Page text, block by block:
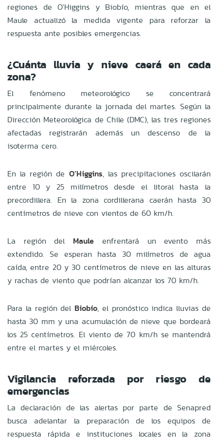
regiones de O'Higgins y Biobío, mientras que en el
Maule actualizó la medida vigente para reforzar la
respuesta ante posibles emergencias.
¿Cuánta lluvia y nieve caerá en cada
zona?
El fenómeno meteorológico se concentrará
principalmente durante la jornada del martes. Según la
Dirección Meteorológica de Chile (DMC), las tres regiones
afectadas registrarán además un descenso de la
isoterma cero.
En la región de O’Higgins, las precipitaciones oscilarán
entre 10 y 25 milímetros desde el litoral hasta la
precordillera. En la zona cordillerana caerán hasta 30
centímetros de nieve con vientos de 60 km/h.
La región del Maule enfrentará un evento más
extendido. Se esperan hasta 30 milímetros de agua
caída, entre 20 y 30 centímetros de nieve en las alturas
y rachas de viento que podrían alcanzar los 70 km/h.
Para la región del Biobío, el pronóstico indica lluvias de
hasta 30 mm y una acumulación de nieve que bordeará
los 25 centímetros. El viento de 70 km/h se mantendrá
entre el martes y el miércoles.
Vigilancia reforzada por riesgo de
emergencias
La declaración de las alertas por parte de Senapred
busca adelantar la preparación de los equipos de
respuesta rápida e instituciones locales en la zona